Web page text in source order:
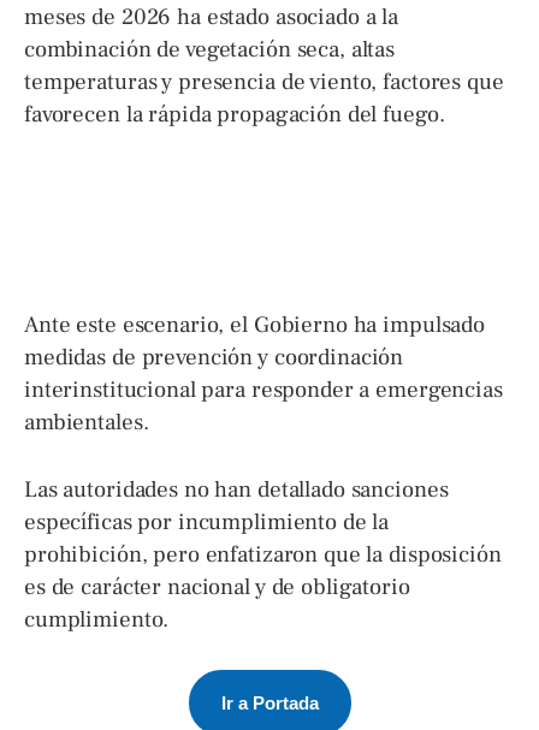
meses de 2026 ha estado asociado a la
combinación de vegetación seca, altas
temperaturas y presencia de viento, factores que
favorecen la rápida propagación del fuego.
Ante este escenario, el Gobierno ha impulsado
medidas de prevención y coordinación
interinstitucional para responder a emergencias
ambientales.
Las autoridades no han detallado sanciones
específicas por incumplimiento de la
prohibición, pero enfatizaron que la disposición
es de carácter nacional y de obligatorio
cumplimiento.
Ir a Portada